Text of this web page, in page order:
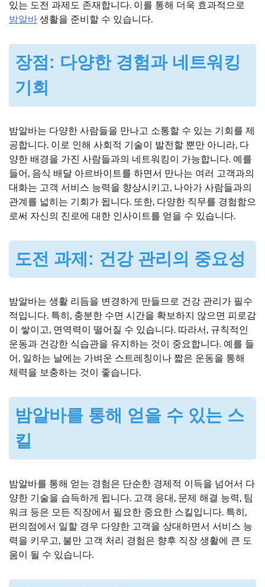
있는 도전 과제도 존재합니다. 이를 통해 더욱 효과적으로
밤알바 생활을 준비할 수 있습니다.
장점: 다양한 경험과 네트워킹
기회
밤알바는 다양한 사람들을 만나고 소통할 수 있는 기회를 제
공합니다. 이로 인해 사회적 기술이 발전할 뿐만 아니라, 다
양한 배경을 가진 사람들과의 네트워킹이 가능합니다. 예를
들어, 음식 배달 아르바이트를 하면서 만나는 여러 고객과의
대화는 고객 서비스 능력을 향상시키고, 나아가 사람들과의
관계를 넓히는 기회가 됩니다. 또한, 다양한 직무를 경험함으
로써 자신의 진로에 대한 인사이트를 얻을 수 있습니다.
도전 과제: 건강 관리의 중요성
밤알바는 생활 리듬을 변경하게 만들므로 건강 관리가 필수
적입니다. 특히, 충분한 수면 시간을 확보하지 않으면 피로감
이 쌓이고, 면역력이 떨어질 수 있습니다. 따라서, 규칙적인
운동과 건강한 식습관을 유지하는 것이 중요합니다. 예를 들
어, 일하는 날에는 가벼운 스트레칭이나 짧은 운동을 통해
체력을 보충하는 것이 좋습니다.
밤알바를 통해 얻을 수 있는 스
킬
밤알바를 통해 얻는 경험은 단순한 경제적 이득을 넘어서 다
양한 기술을 습득하게 됩니다. 고객 응대, 문제 해결 능력, 팀
워크 등은 모든 직장에서 필요한 중요한 스킬입니다. 특히,
편의점에서 일할 경우 다양한 고객을 상대하면서 서비스 능
력을 키우고, 불만 고객 처리 경험은 향후 직장 생활에 큰 도
움이 될 수 있습니다.